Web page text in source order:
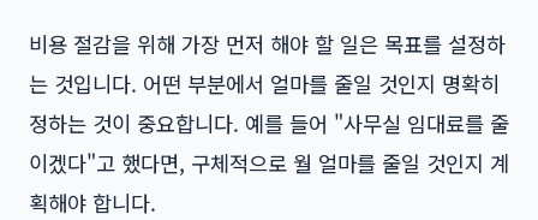
비용 절감을 위해 가장 먼저 해야 할 일은 목표를 설정하
는 것입니다. 어떤 부분에서 얼마를 줄일 것인지 명확히
정하는 것이 중요합니다. 예를 들어 "사무실 임대료를 줄
이겠다"고 했다면, 구체적으로 월 얼마를 줄일 것인지 계
획해야 합니다.